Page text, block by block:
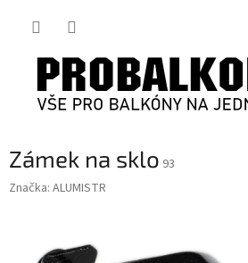
Zámek na sklo 93
Značka: ALUMISTR